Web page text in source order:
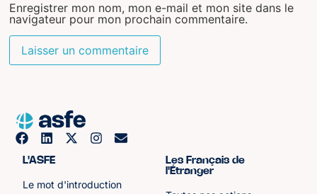
Enregistrer mon nom, mon e-mail et mon site dans le
navigateur pour mon prochain commentaire.
L'ASFE
Le mot d'introduction
Les Français de
l'Étranger